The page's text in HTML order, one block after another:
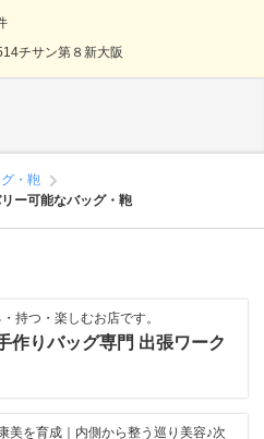
チサン第８新大阪
・鞄
ー可能なバッグ・鞄
持つ・楽しむお店です。
りバッグ専門 出張ワーク
美を育成｜内側から整う巡り美容♪次